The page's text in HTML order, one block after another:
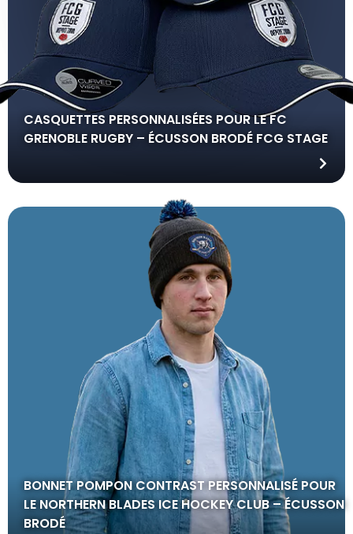
CASQUETTES PERSONNALISÉES POUR LE FC
GRENOBLE RUGBY – ÉCUSSON BRODÉ FCG STAGE
BONNET POMPON CONTRAST PERSONNALISÉ POUR
LE NORTHERN BLADES ICE HOCKEY CLUB – ÉCUSSON
BRODÉ